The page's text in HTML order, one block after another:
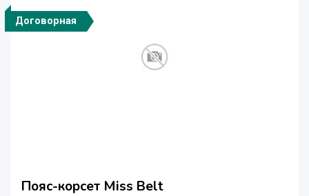
Договорная
Пояс-корсет Miss Belt